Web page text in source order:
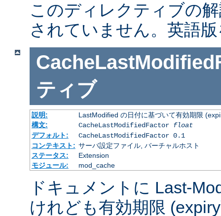
このディレクティブの
されていません。英語
ティブ
説明:
LastModified の日付に基づいて有効期限
構文:
CacheLastModifiedFactor float
デフォルト:
CacheLastModifiedFactor 0.1
コンテキスト: サーバ設定ファイル, バーチャルホスト
ステータス:
Extension
モジュール:
mod_cache
ドキュメントに Last-
けれども有効期限